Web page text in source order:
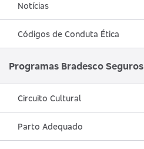
Notícias
Códigos de Conduta Ética
Programas Bradesco Seguros
Circuito Cultural
Parto Adequado